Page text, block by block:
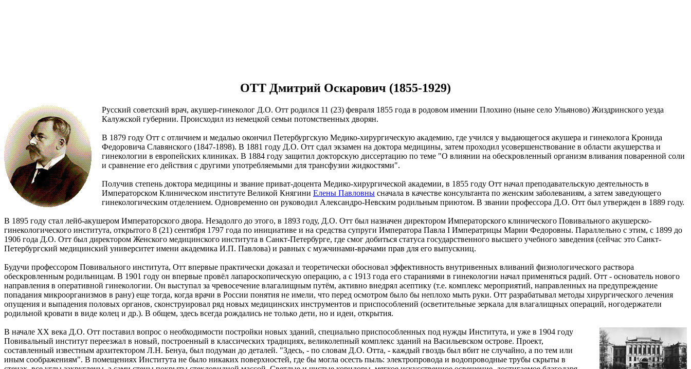
ОТТ Дмитрий Оскарович (1855-1929)
Русский советский врач, акушер-гинеколог Д.О. Отт родился 11 (23) февраля 1855 года в родовом имении Плохино (ныне село Ульяново) Жиздринского уезда
Калужской губернии. Происходил из немецкой семьи потомственных дворян.
В 1879 году Отт с отличием и медалью окончил Петербургскую Медико-хирургическую академию, где учился у выдающегося акушера и гинеколога Кронида
Федоровича Славянского (1847-1898). В 1881 году Д.О. Отт сдал экзамен на доктора медицины, затем проходил усовершенствование в области акушерства и
гинекологии в европейских клиниках. В 1884 году защитил докторскую диссертацию по теме "О влиянии на обескровленный организм вливания поваренной соли
и сравнение его действия с другими употребляемыми для трансфузии жидкостями".
Получив степень доктора медицины и звание приват-доцента Медико-хирургической академии, в 1855 году Отт начал преподавательскую деятельность в
Императорском Клиническом институте Великой Княгини Елены Павловны сначала в качестве консультанта по женским заболеваниям, а затем заведующего
гинекологическим отделением. Одновременно он руководил Александро-Невским родильным приютом. В звании профессора Д.О. Отт был утвержден в 1889 году.
В 1895 году стал лейб-акушером Императорского двора. Незадолго до этого, в 1893 году, Д.О. Отт был назначен директором Императорского клинического Повивального акушерско-
гинекологического института, открытого 8 (21) сентября 1797 года по инициативе и на средства супруги Императора Павла I Императрицы Марии Федоровны. Параллельно с этим, с 1899 до
1906 года Д.О. Отт был директором Женского медицинского института в Санкт-Петербурге, где смог добиться статуса государственного высшего учебного заведения (сейчас это Санкт-
Петербургский медицинский университет имени академика И.П. Павлова) и равных с мужчинами-врачами прав для его выпускниц.
Будучи профессором Повивального института, Отт впервые практически доказал и теоретически обосновал эффективность внутривенных вливаний физиологического раствора
обескровленным родильницам. В 1901 году он впервые провёл лапароскопическую операцию, а с 1913 года его стараниями в гинекологии начал применяться радий. Отт - основатель нового
направления в оперативной гинекологии. Он выступал за чревосечение влагалищным путём, активно внедрял асептику (т.е. комплекс мероприятий, направленных на предупреждение
попадания микроорганизмов в рану) еще тогда, когда врачи в России понятия не имели, что перед осмотром было бы неплохо мыть руки. Отт разрабатывал методы хирургического лечения
опущения и выпадения половых органов, сконструировал ряд новых медицинских инструментов и приспособлений (осветительные зеркала для влагалищных операций, ногодержатели
родильной кровати в виде колец и др.). В общем, здесь всегда рождались не только дети, но и идеи, открытия.
В начале XX века Д.О. Отт поставил вопрос о необходимости постройки новых зданий, специально приспособленных под нужды Института, и уже в 1904 году
Повивальный институт переезжал в новый, построенный в классических традициях, великолепный комплекс зданий на Васильевском острове. Проект,
составленный известным архитектором Л.Н. Бенуа, был подуман до деталей. "Здесь, - по словам Д.О. Отта, - каждый гвоздь был вбит не случайно, а по тем или
иным соображениям". В помещениях Института не было никаких поверхностей, где бы могла осесть пыль: электропровода и водопроводные трубы скрыты в